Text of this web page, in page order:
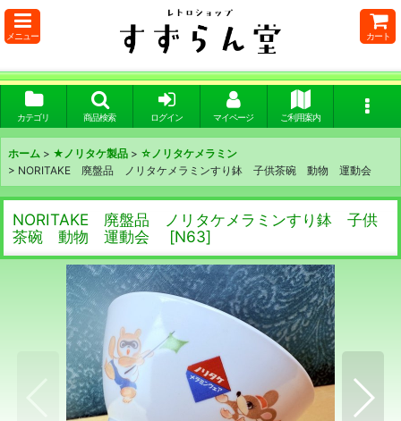
メニュー カート
カテゴリ 商品検索 ログイン マイページ ご利用案内
ホーム > ★ノリタケ製品 > ☆ノリタケメラミン
> NORITAKE 廃盤品 ノリタケメラミンすり鉢 子供茶碗 動物 運動会
NORITAKE 廃盤品 ノリタケメラミンすり鉢 子供
茶碗 動物 運動会
[N63]